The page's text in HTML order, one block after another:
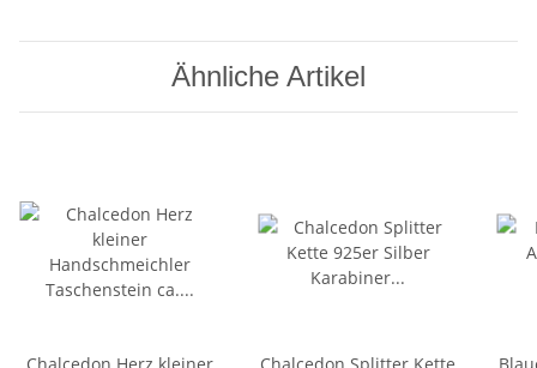
Ähnliche Artikel